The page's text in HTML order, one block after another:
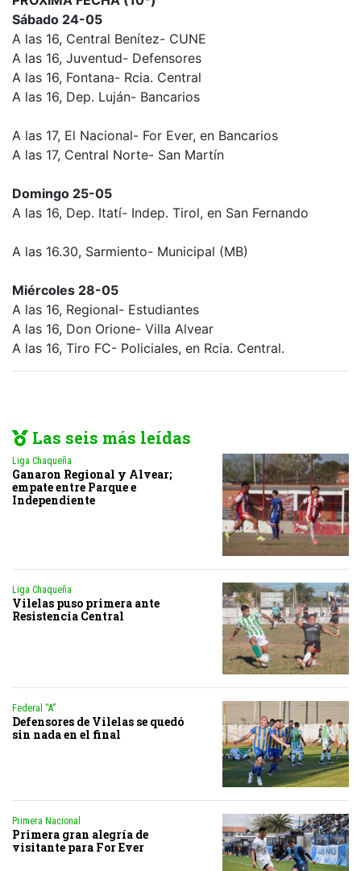
Sábado 24-05
A las 16, Central Benítez- CUNE
A las 16, Juventud- Defensores
A las 16, Fontana- Rcia. Central
A las 16, Dep. Luján- Bancarios
A las 17, El Nacional- For Ever, en Bancarios
A las 17, Central Norte- San Martín
Domingo 25-05
A las 16, Dep. Itatí- Indep. Tirol, en San Fernando
A las 16.30, Sarmiento- Municipal (MB)
Miércoles 28-05
A las 16, Regional- Estudiantes
A las 16, Don Orione- Villa Alvear
A las 16, Tiro FC- Policiales, en Rcia. Central.
Las seis más leídas
Liga Chaqueña
Ganaron Regional y Alvear;
empate entre Parque e
Independiente
Liga Chaqueña
Vilelas puso primera ante
Resistencia Central
Federal “A”
Defensores de Vilelas se quedó
sin nada en el final
Primera Nacional
Primera gran alegría de
visitante para For Ever